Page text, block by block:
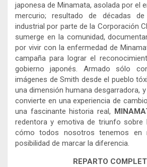
japonesa de Minamata, asolada por el
mercurio; resultado de décadas de
industrial por parte de la Corporación
sumerge en la comunidad,
por vivir con la enfermedad de
campaña para lograr el
gobierno japonés. Armado sólo
imágenes de Smith desde el pueblo
una dimensión humana desgarradora,
convierte en una experiencia de
una fascinante historia real,
redentora y emotiva de triunfo sobre
cómo todos nosotros tenemos en
posibilidad de marcar la diferencia.
REPARTO